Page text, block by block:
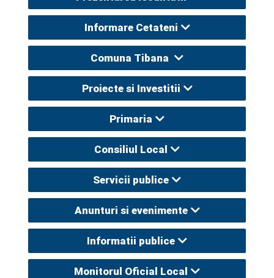
Informare Cetateni
Comuna Tibana
Proiecte si Investitii
Primaria
Consiliul Local
Servicii publice
Anunturi si evenimente
Informatii publice
Monitorul Oficial Local